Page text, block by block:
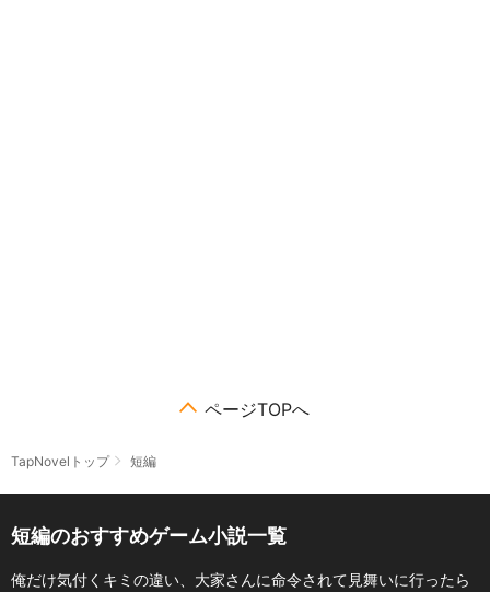
ページTOPへ
TapNovelトップ 短編
短編のおすすめゲーム小説一覧
俺だけ気付くキミの違い、大家さんに命令されて見舞いに行ったら